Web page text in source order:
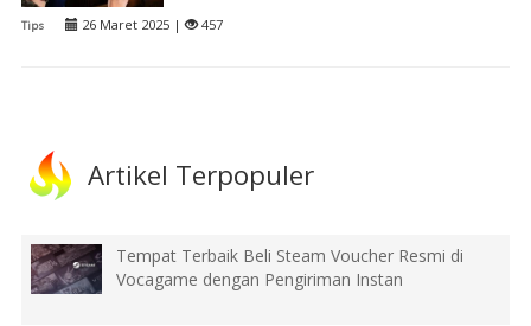
Tips 26 Maret 2025 | 457
Artikel Terpopuler
Tempat Terbaik Beli Steam Voucher Resmi di
Vocagame dengan Pengiriman Instan